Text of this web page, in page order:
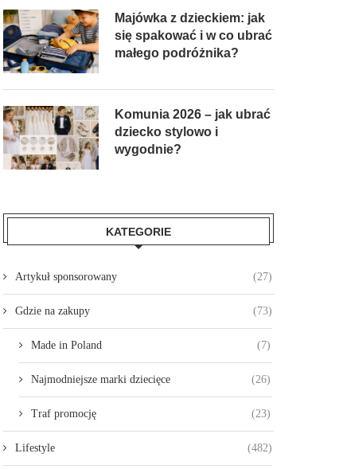
Majówka z dzieckiem: jak
się spakować i w co ubrać
małego podróżnika?
Komunia 2026 – jak ubrać
dziecko stylowo i
wygodnie?
KATEGORIE
Artykuł sponsorowany (27)
Gdzie na zakupy (73)
Made in Poland (7)
Najmodniejsze marki dziecięce (26)
Traf promocję (23)
Lifestyle (482)